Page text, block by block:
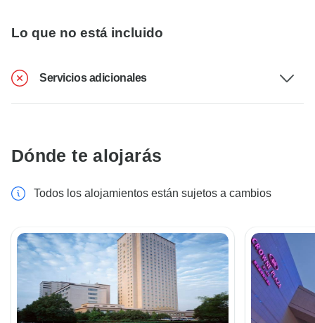
Lo que no está incluido
Servicios adicionales
Dónde te alojarás
Todos los alojamientos están sujetos a cambios